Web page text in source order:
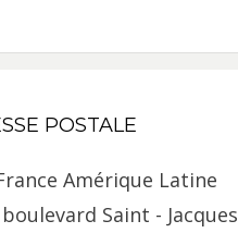
POSTALE
Amérique Latine
Saint - Jacques